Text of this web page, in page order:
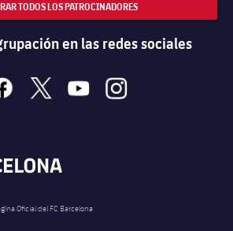
TODOS LOS PATROCINADORES
en las redes sociales
x youtubeinstagram
Oficial del FC Barcelona